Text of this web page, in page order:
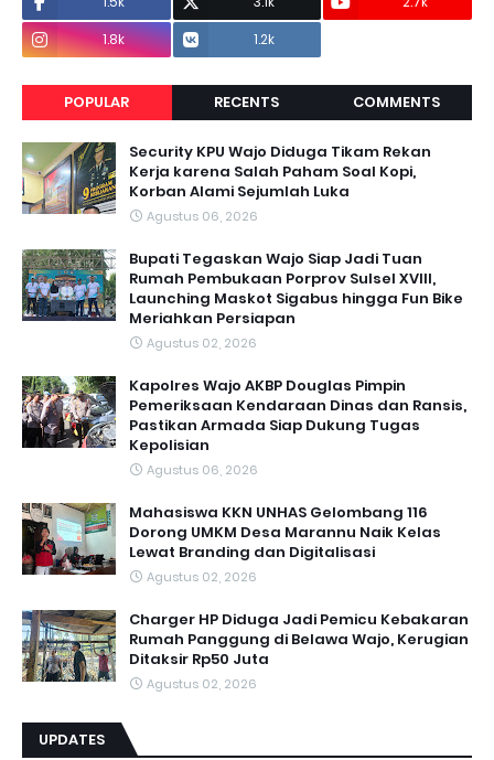
1.8k
1.2k
POPULAR RECENTS COMMENTS
Security KPU Wajo Diduga Tikam Rekan
Kerja karena Salah Paham Soal Kopi,
Korban Alami Sejumlah Luka
Agustus 06, 2026
Bupati Tegaskan Wajo Siap Jadi Tuan
Rumah Pembukaan Porprov Sulsel XVIII,
Launching Maskot Sigabus hingga Fun Bike
Meriahkan Persiapan
Agustus 02, 2026
Kapolres Wajo AKBP Douglas Pimpin
Pemeriksaan Kendaraan Dinas dan Ransis,
Pastikan Armada Siap Dukung Tugas
Kepolisian
Agustus 06, 2026
Mahasiswa KKN UNHAS Gelombang 116
Dorong UMKM Desa Marannu Naik Kelas
Lewat Branding dan Digitalisasi
Agustus 02, 2026
Charger HP Diduga Jadi Pemicu Kebakaran
Rumah Panggung di Belawa Wajo, Kerugian
Ditaksir Rp50 Juta
Agustus 02, 2026
UPDATES